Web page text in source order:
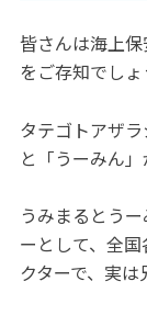
皆さんは海上
をご存知でしょ
タテゴトアザ
と「うーみん
うみまるとう
ーとして、全
クターで、実は